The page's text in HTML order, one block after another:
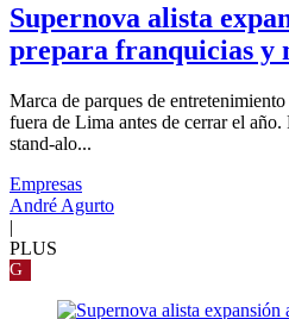
Supernova alista
prepara franquicias y
Marca de parques de
fuera de Lima antes de cerrar el
stand-alo...
Empresas
André Agurto
|
PLUS
G